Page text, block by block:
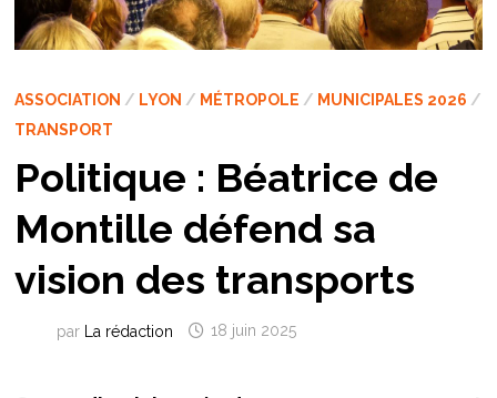
ASSOCIATION / LYON / MÉTROPOLE / MUNICIPALES 2026 /
TRANSPORT
Politique : Béatrice de
Montille défend sa
vision des transports
par La rédaction 18 juin 2025